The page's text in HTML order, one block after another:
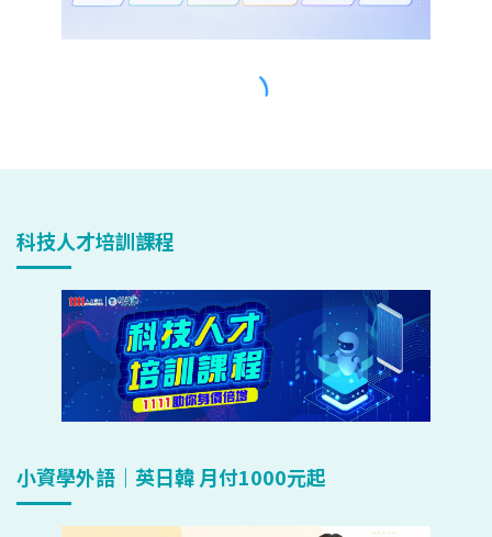
科技人才培訓課程
小資學外語｜英日韓 月付1000元起